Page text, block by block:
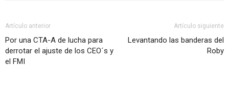
Artículo anterior
Por una CTA-A de lucha para
derrotar el ajuste de los CEO´s y
el FMI
Artículo siguiente
Levantando las banderas del
Roby